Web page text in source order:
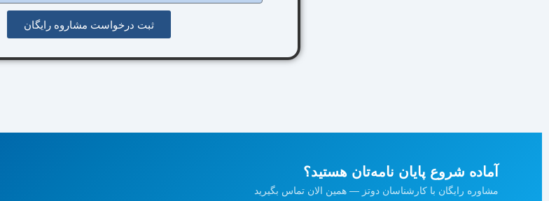
ثبت درخواست مشاروه رایگان
آماده شروع پایان نامه‌تان هستید؟
مشاوره رایگان با کارشناسان دوتز — همین الان تماس بگیرید